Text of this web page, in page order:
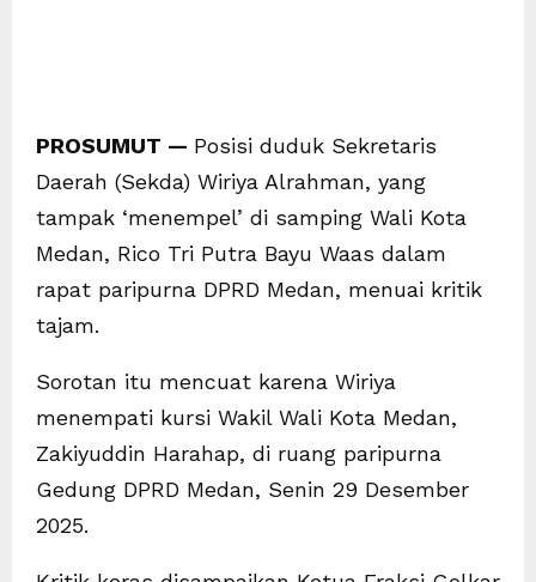
PROSUMUT — Posisi duduk Sekretaris
Daerah (Sekda) Wiriya Alrahman, yang
tampak ‘menempel’ di samping Wali Kota
Medan, Rico Tri Putra Bayu Waas dalam
rapat paripurna DPRD Medan, menuai kritik
tajam.
Sorotan itu mencuat karena Wiriya
menempati kursi Wakil Wali Kota Medan,
Zakiyuddin Harahap, di ruang paripurna
Gedung DPRD Medan, Senin 29 Desember
2025.